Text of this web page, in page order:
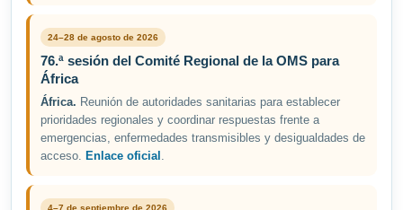
24–28 de agosto de 2026
76.ª sesión del Comité Regional de la OMS para
África
África. Reunión de autoridades sanitarias para establecer
prioridades regionales y coordinar respuestas frente a
emergencias, enfermedades transmisibles y desigualdades de
acceso. Enlace oficial .
4–7 de septiembre de 2026